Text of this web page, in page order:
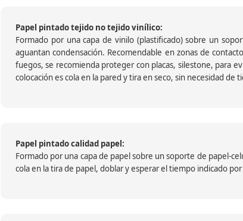
Papel pintado tejido no tejido vinílico:
Formado por una capa de vinilo (plastificado) sobre un
aguantan condensación. Recomendable en zonas de
fuegos, se recomienda proteger con placas, silestone, para
colocación es cola en la pared y tira en seco, sin necesidad
Papel pintado calidad papel:
Formado por una capa de papel sobre un soporte de papel-
cola en la tira de papel, doblar y esperar el tiempo indicado